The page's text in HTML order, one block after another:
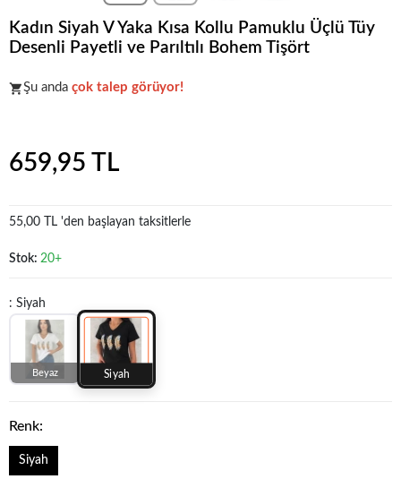
Kadın Siyah V Yaka Kısa Kollu Pamuklu Üçlü Tüy
Desenli Payetli ve Parıltılı Bohem Tişört
Koleksiyonunen sevilenparçalarından biri.
Şu anda çok talep görüyor!
659,95 TL
55,00 TL 'den başlayan taksitlerle
Stok: 20+
: Siyah
Beyaz Siyah
Renk:
Siyah